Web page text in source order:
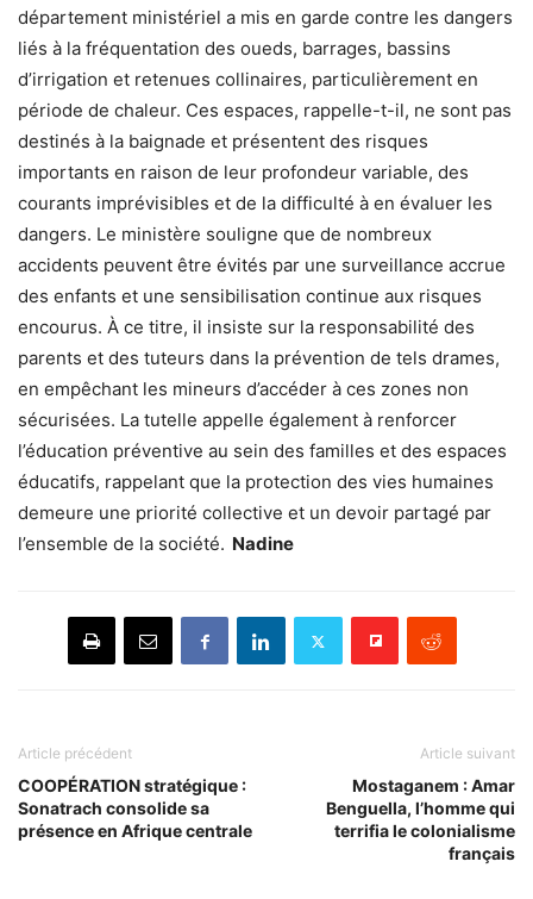
département ministériel a mis en garde contre les dangers
liés à la fréquentation des oueds, barrages, bassins
d’irrigation et retenues collinaires, particulièrement en
période de chaleur. Ces espaces, rappelle-t-il, ne sont pas
destinés à la baignade et présentent des risques
importants en raison de leur profondeur variable, des
courants imprévisibles et de la difficulté à en évaluer les
dangers. Le ministère souligne que de nombreux
accidents peuvent être évités par une surveillance accrue
des enfants et une sensibilisation continue aux risques
encourus. À ce titre, il insiste sur la responsabilité des
parents et des tuteurs dans la prévention de tels drames,
en empêchant les mineurs d’accéder à ces zones non
sécurisées. La tutelle appelle également à renforcer
l’éducation préventive au sein des familles et des espaces
éducatifs, rappelant que la protection des vies humaines
demeure une priorité collective et un devoir partagé par
l’ensemble de la société. Nadine
Article précédent
COOPÉRATION stratégique :
Sonatrach consolide sa
présence en Afrique centrale
Article suivant
Mostaganem : Amar
Benguella, l’homme qui
terrifia le colonialisme
français